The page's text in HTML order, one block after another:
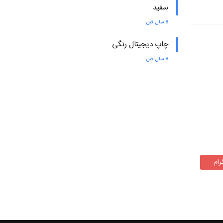
سفید
8 سال قبل
چاپ دیجیتال رنگی
8 سال قبل